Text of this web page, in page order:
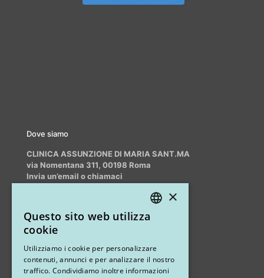
Dove siamo
CLINICA ASSUNZIONE DI MARIA SANT.MA
via Nomentana 311, 00198 Roma
Invia un’email o chiamaci
Altri studi
STUDIO MARIANETTI MED
×
Questo sito web utilizza
cookie
Utilizziamo i cookie per personalizzare
contenuti, annunci e per analizzare il nostro
traffico. Condividiamo inoltre informazioni